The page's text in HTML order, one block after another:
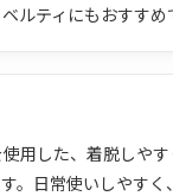
ルティにもおすすめ
用した、着脱しや
。日常使いしやすく